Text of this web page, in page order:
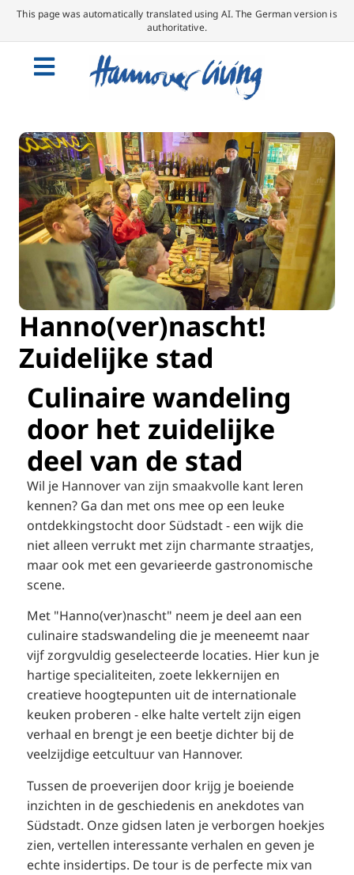
This page was automatically translated using AI. The German version is
authoritative.
Hanno(ver)nascht!
Zuidelijke stad
Culinaire wandeling
door het zuidelijke
deel van de stad
Wil je Hannover van zijn smaakvolle kant leren
kennen? Ga dan met ons mee op een leuke
ontdekkingstocht door Südstadt - een wijk die
niet alleen verrukt met zijn charmante straatjes,
maar ook met een gevarieerde gastronomische
scene.
Met "Hanno(ver)nascht" neem je deel aan een
culinaire stadswandeling die je meeneemt naar
vijf zorgvuldig geselecteerde locaties. Hier kun je
hartige specialiteiten, zoete lekkernijen en
creatieve hoogtepunten uit de internationale
keuken proberen - elke halte vertelt zijn eigen
verhaal en brengt je een beetje dichter bij de
veelzijdige eetcultuur van Hannover.
Tussen de proeverijen door krijg je boeiende
inzichten in de geschiedenis en anekdotes van
Südstadt. Onze gidsen laten je verborgen hoekjes
zien, vertellen interessante verhalen en geven je
echte insidertips. De tour is de perfecte mix van